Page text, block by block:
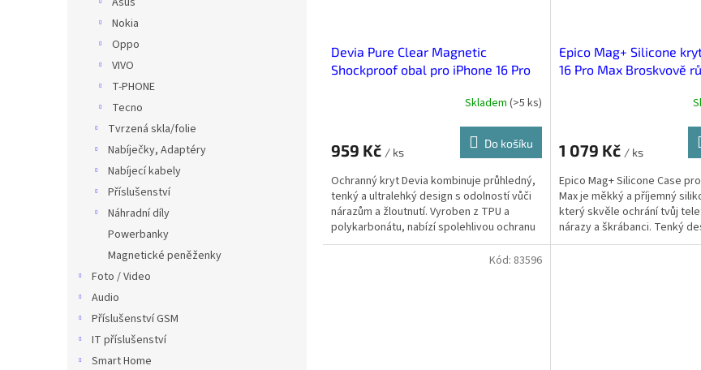
Nokia
Oppo
VIVO
T-PHONE
Tecno
Tvrzená skla/folie
Nabíječky, Adaptéry
Nabíjecí kabely
Příslušenství
Náhradní díly
Powerbanky
Magnetické peněženky
Foto / Video
Audio
Příslušenství GSM
IT příslušenství
Smart Home
Devia Pure Clear Magnetic
Shockproof obal pro iPhone 16 Pro
Skladem (>5 ks)
959 Kč / ks
Do košíku
Ochranný kryt Devia kombinuje průhledný,
tenký a ultralehký design s odolností vůči
nárazům a žloutnutí. Vyroben z TPU a
polykarbonátu, nabízí spolehlivou ochranu
před...
Epico Mag+ Silicone
16 Pro Max Broskvově
1 079 Kč / ks
Epico Mag+ Silicone Case
Max je měkký a příjemný
který skvěle ochrání tvůj
nárazy a škrábanci. Tenký
ruce a díky...
Kód: 83596